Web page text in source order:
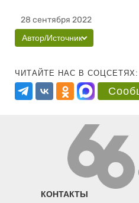
28 сентября 2022
Автор/Источник
ЧИТАЙТЕ НАС В СОЦСЕТЯХ:
КОНТАКТЫ